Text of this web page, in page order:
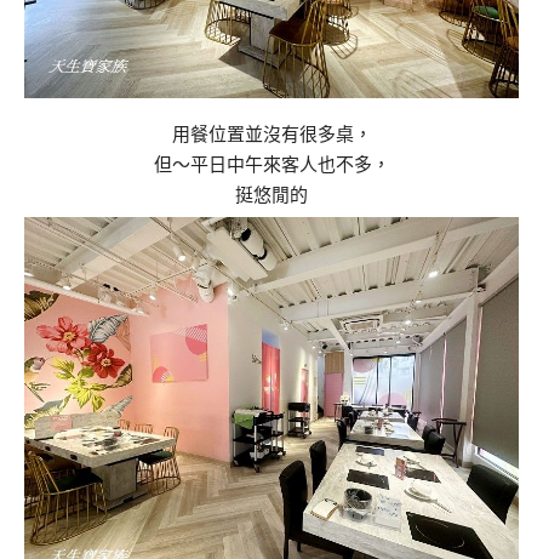
用餐位置並沒有很多桌，
但～平日中午來客人也不多，
挺悠閒的